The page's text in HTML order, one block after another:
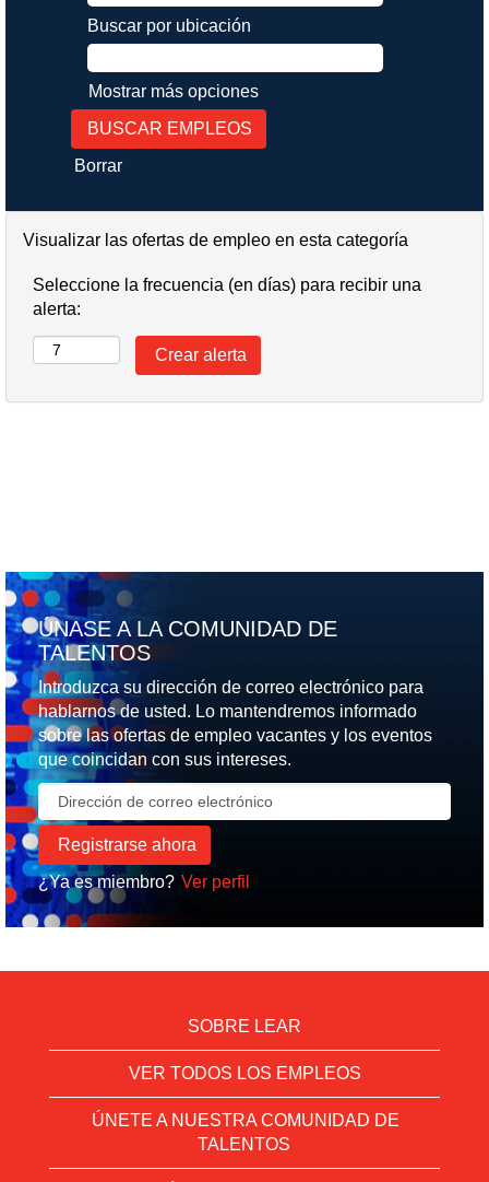
Buscar por ubicación
Mostrar más opciones
Borrar
Visualizar las ofertas de empleo en esta categoría
Seleccione la frecuencia (en días) para recibir una
alerta:
ÚNASE A LA COMUNIDAD DE
TALENTOS
Introduzca su dirección de correo electrónico para
hablarnos de usted. Lo mantendremos informado
sobre las ofertas de empleo vacantes y los eventos
que coincidan con sus intereses.
¿Ya es miembro? Ver perfil
SOBRE LEAR
VER TODOS LOS EMPLEOS
ÚNETE A NUESTRA COMUNIDAD DE
TALENTOS